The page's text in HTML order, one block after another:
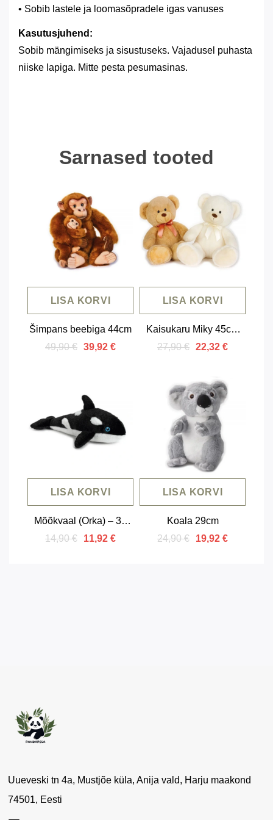
• Sobib lastele ja loomasõpradele igas vanuses
Kasutusjuhend:
Sobib mängimiseks ja sisustuseks. Vajadusel puhasta
niiske lapiga. Mitte pesta pesumasinas.
Sarnased tooted
LISA KORVI
Šimpans beebiga 44cm
49,90 € 39,92 €
LISA KORVI
Kaisukaru Miky 45cm
(pruun või kreemjas)
27,90 € 22,32 €
LISA KORVI
Mõõkvaal (Orka) – 30
cm
14,90 € 11,92 €
LISA KORVI
Koala 29cm
24,90 €
19,92 €
Uueveski tn 4a, Mustjõe küla, Anija vald, Harju maakond
74501, Eesti